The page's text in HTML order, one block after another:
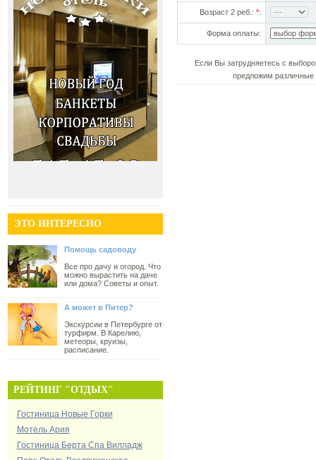
ЭТО ИНТЕРЕСНО
Помощь садоводу
Все про дачу и огород. Что
можно вырастить на даче
или дома? Советы и опыт.
А может в Питер?
Экскурсии в Петербурге от
турфирм. В Карелию,
метеоры, круизы,
расписание.
РЕЙТИНГ "ОТДЫХ"
Гостиница Новые Горки
Мотель Ария
Гостиница Берта Спа Вилладж
Возраст 2 реб.: *:
Форма оплаты:
Если Вы затрудняетесь с
предложим различные